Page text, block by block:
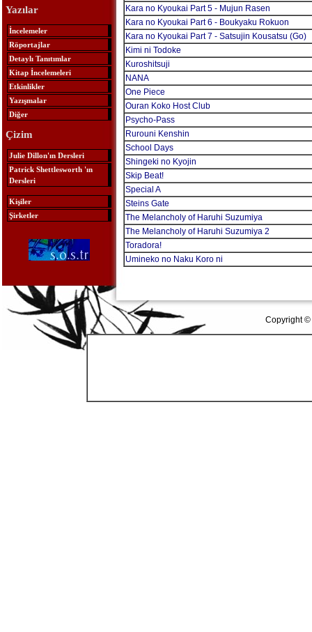
Yazılar
İncelemeler
Röportajlar
Detaylı Tanıtımlar
Kitap İncelemeleri
Etkinlikler
Yazışmalar
Diğer
Çizim
Julie Dillon'ın Dersleri
Patrick Shettlesworth 'ın
Dersleri
Kişiler
Şirketler
Kara no Kyoukai Part 5 - Mujun Rasen
Kara no Kyoukai Part 6 - Boukyaku Rokuon
Kara no Kyoukai Part 7 - Satsujin Kousatsu (Go)
Kimi ni Todoke
Kuroshitsuji
NANA
One Piece
Ouran Koko Host Club
Psycho-Pass
Rurouni Kenshin
School Days
Shingeki no Kyojin
Skip Beat!
Special A
Steins Gate
The Melancholy of Haruhi Suzumiya
The Melancholy of Haruhi Suzumiya 2
Toradora!
Umineko no Naku Koro ni
Copyright ©